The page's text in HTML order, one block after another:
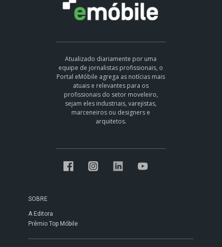
Atualizado diariamente por uma
equipe de jornalistas profissionais, o
Portal eMóbile agrega as notícias mais
atuais e relevantes para os
profissionais do setor moveleiro,
sejam eles industriais, varejistas,
marceneiros ou designers e
arquitetos.
SOBRE
A Editora
Prêmio Top Móbile